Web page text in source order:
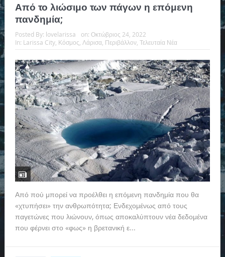
Από το λιώσιμο των πάγων η επόμενη
πανδημία;
Posted By: lovelarissa on: Οκτώβριος 24, 2022
In: Larissa City, Κόσμος, Λάρισα, Περιβάλλον, Τελευταία Νέα
Από πού μπορεί να προέλθει η επόμενη πανδημία που θα
«χτυπήσει» την ανθρωπότητα; Ενδεχομένως από τους
παγετώνες που λιώνουν, όπως αποκαλύπτουν νέα δεδομένα
που φέρνει στο «φως» η βρετανική ε...